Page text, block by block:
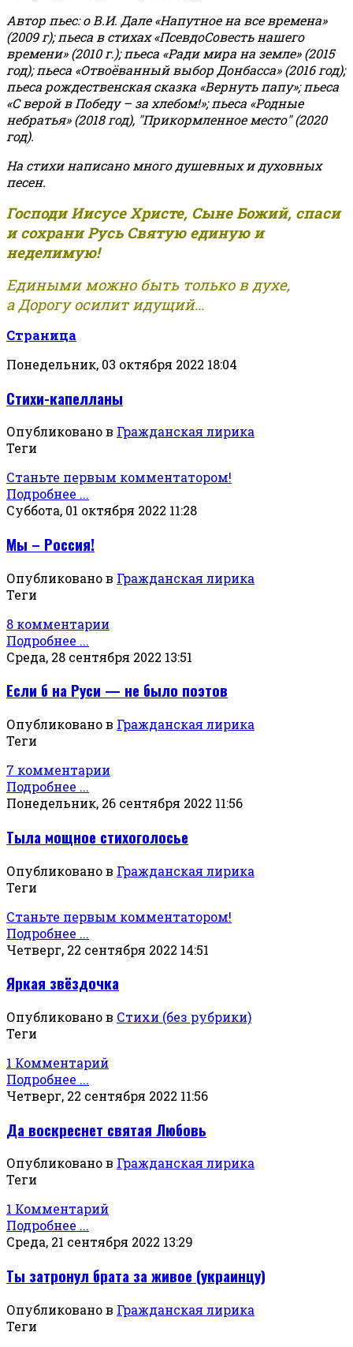
Автор пьес: о В.И. Дале «Напутное на все времена»
(2009 г); пьеса в стихах «ПсевдоСовесть нашего
времени» (2010 г.); пьеса «Ради мира на земле» (2015
год); пьеса «Отвоёванный выбор Донбасса» (2016 год);
пьеса рождественская сказка «Вернуть папу»; пьеса
«С верой в Победу – за хлебом!»;пьеса «Родные
небратья» (2018 год), "Прикормленное место" (2020
год).
На стихи написано много душевных и духовных
песен.
Господи Иисусе Христе, Сыне Божий, спаси
и сохрани Русь Святую единую и
неделимую!
Едиными можно быть только в духе,
а Дорогу осилит идущий...
Страница
Понедельник, 03 октября 2022 18:04
Стихи-капелланы
Опубликовано в Гражданская лирика
Теги
Станьте первым комментатором!
Подробнее ...
Суббота, 01 октября 2022 11:28
Мы – Россия!
Опубликовано в Гражданская лирика
Теги
8 комментарии
Подробнее ...
Среда, 28 сентября 2022 13:51
Если б на Руси — не было поэтов
Опубликовано в Гражданская лирика
Теги
7 комментарии
Подробнее ...
Понедельник, 26 сентября 2022 11:56
Тыла мощное стихоголосье
Опубликовано в Гражданская лирика
Теги
Станьте первым комментатором!
Подробнее ...
Четверг, 22 сентября 2022 14:51
Яркая звёздочка
Опубликовано в Стихи (без рубрики)
Теги
1 Комментарий
Подробнее ...
Четверг, 22 сентября 2022 11:56
Да воскреснет святая Любовь
Опубликовано в Гражданская лирика
Теги
1 Комментарий
Подробнее ...
Среда, 21 сентября 2022 13:29
Ты затронул брата за живое (украинцу)
Опубликовано в Гражданская лирика
Теги